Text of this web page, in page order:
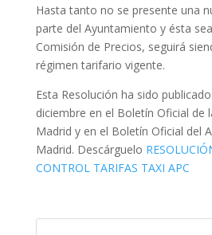
Hasta tanto no se presente una
parte del Ayuntamiento y ésta
Comisión de Precios, seguirá
régimen tarifario vigente.
Esta Resolución ha sido
diciembre en el Boletín Oficial de
Madrid y en el Boletín Oficial del
Madrid. Descárguelo
CONTROL TARIFAS TAXI APC